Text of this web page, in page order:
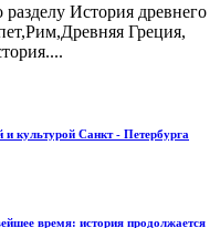
История древнего
Греция,
культурой Санкт - Петербурга
время: история продолжается